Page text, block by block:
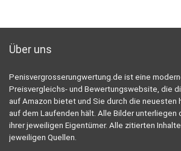
Über uns
Penisvergrosserungwertung.de ist eine
Preisvergleichs- und Bewertungswebsite, die
auf Amazon bietet und Sie durch die neuesten
auf dem Laufenden hält. Alle Bilder unterliegen
ihrer jeweiligen Eigentümer. Alle zitierten
jeweiligen Quellen.